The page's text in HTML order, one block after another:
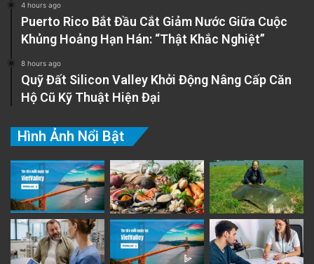
4 hours ago
Puerto Rico Bắt Đầu Cắt Giảm Nước Giữa Cuộc
Khủng Hoảng Hạn Hán: “Thật Khắc Nghiệt”
8 hours ago
Quỹ Đất Silicon Valley Khởi Động Nâng Cấp Căn
Hộ Cũ Kỹ Thuật Hiện Đại
Hình Ảnh Nổi Bật